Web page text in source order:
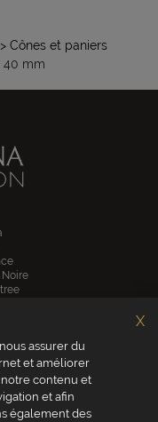
> Cônes et paniers
40 mm
Noire
del cacao
assurer du
et améliorer
contenu et
et afin
également des
X